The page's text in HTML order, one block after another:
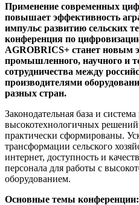
Применение современных
повышает эффективность
импульс развитию сельских
конференция по
AGROBRICS+ станет новым
промышленного, научного и
сотрудничества между
производителями
разных стран.
Законодательная база и
высокотехнологичных
практически сформированы.
трансформации сельского
интернет, доступность и
персонала для работы с
оборудованием.
Основные темы конференции: